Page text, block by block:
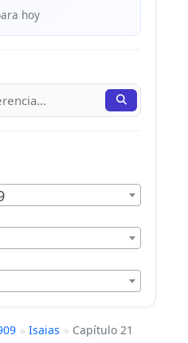
hoy
» Isaias » Capítulo 21